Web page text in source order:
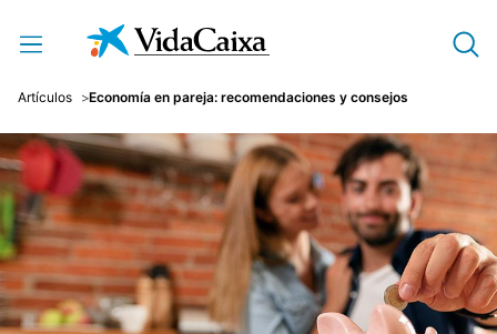
Saltar al contenido principal
Artículos Economía en pareja: recomendaciones y consejos